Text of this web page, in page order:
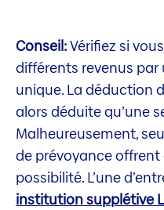
Conseil:Vérifiez si
différents revenus par
unique. La déduction
alors déduite qu’une
Malheureusement,
de prévoyance
possibilité. L’une
institution supplétive